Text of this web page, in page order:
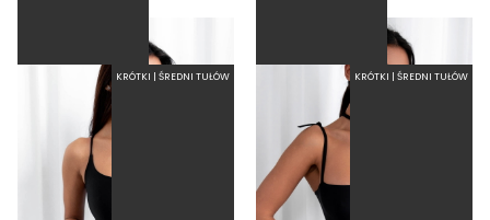
KRÓTKI | ŚREDNI TUŁÓW KRÓTKI | ŚREDNI TUŁÓW